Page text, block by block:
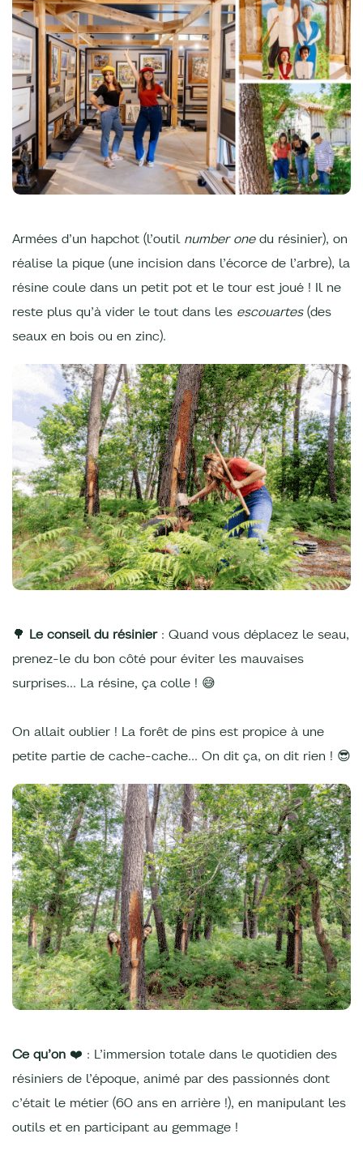
Armées d’un hapchot (l’outil number onedu résinier), on
réalise la pique (une incision dans l’écorce de l’arbre), la
résine coule dans un petit pot et le tour est joué ! Il ne
reste plus qu’à vider le tout dans les escouartes(des
seaux en bois ou en zinc).
🌳 Le conseil du résinier : Quand vous déplacez le seau,
prenez-le du bon côté pour éviter les mauvaises
surprises… La résine, ça colle ! 😅
On allait oublier ! La forêt de pins est propice à une
petite partie de cache-cache… On dit ça, on dit rien ! 😎
Ce qu’on ❤️ : L’immersion totale dans le quotidien des
résiniers de l’époque, animé par des passionnés dont
c’était le métier (60 ans en arrière !), en manipulant les
outils et en participant au gemmage !